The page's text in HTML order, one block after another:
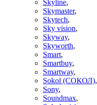
Skyline,
Skymaster,
Skytech,
Sky vision,
Skyway,
Skyworth,
Smart,
Smartbuy,
Smartway,
Sokol (СОКОЛ),
Sony,
Soundmax,